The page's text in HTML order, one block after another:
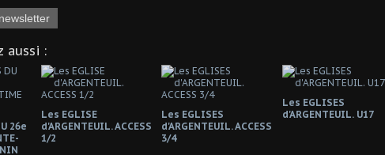
aussi :
26e
Les EGLISE
d'ARGENTEUIL. ACCESS
1/2
Les EGLISES
d'ARGENTEUIL. ACCESS
3/4
Les EGLISES
d'ARGENTEUIL. U17